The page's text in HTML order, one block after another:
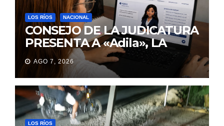
LOS RÍOS NACIONAL
CONSEJO DE LA JUDICATURA
PRESENTA A «Adila», LA
ASISTENTE VIRTUAL QUE
ORIENTA A LA CIUDADANÍA
SOBRE TRÁMITES
JUDICIALES
AGO 7, 2026
LOS RÍOS